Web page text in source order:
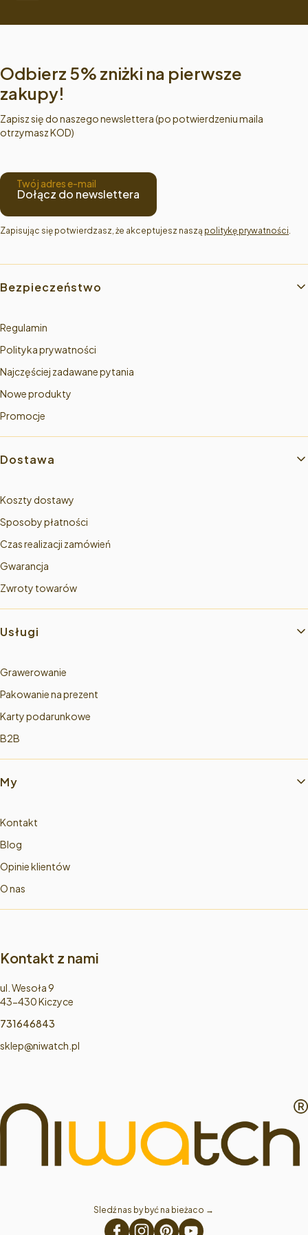
Odbierz 5% zniżki na pierwsze
zakupy!
Zapisz się do naszego newslettera (po potwierdzeniu maila
otrzymasz KOD)
Twój adres e-mail
Dołącz do newslettera
Zapisując się potwierdzasz, że akceptujesz naszą politykę prywatności
Linki w stopce
Bezpieczeństwo
Regulamin
Polityka prywatności
Najczęściej zadawane pytania
Nowe produkty
Promocje
Dostawa
Koszty dostawy
Sposoby płatności
Czas realizacji zamówień
Gwarancja
Zwroty towarów
Usługi
Grawerowanie
Pakowanie na prezent
Karty podarunkowe
B2B
My
Kontakt
Blog
Opinie klientów
O nas
Kontakt z nami
Adres:
ul. Wesoła 9
43-430 Kiczyce
731646843
sklep@niwatch.pl
Sledź nas by być na bieżaco →